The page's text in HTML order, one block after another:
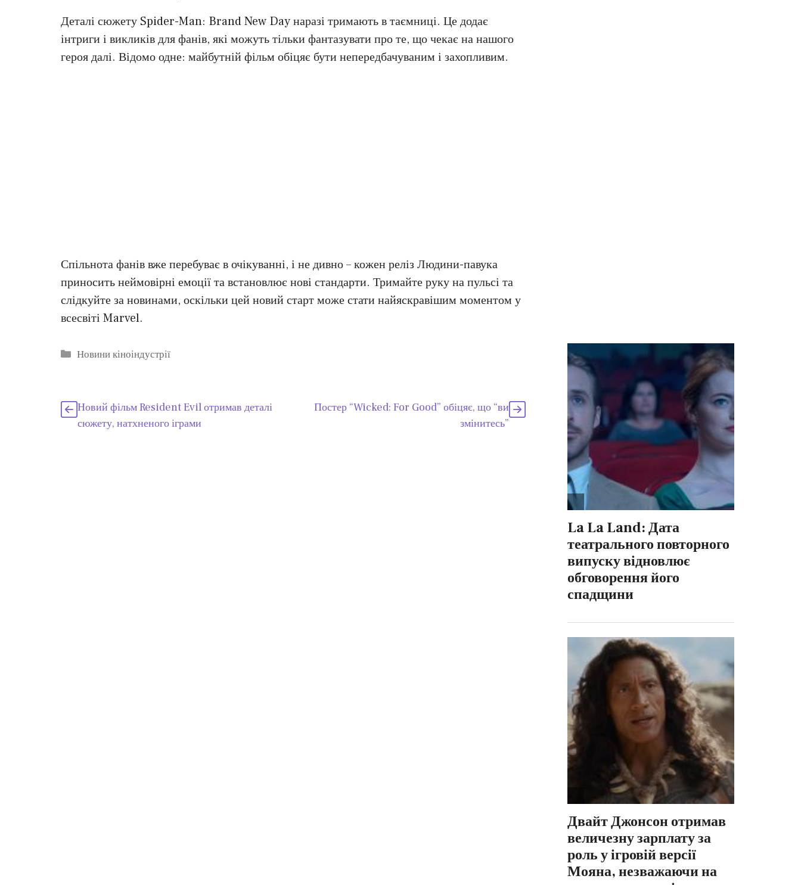
Деталі сюжету Spider-Man: Brand New Day наразі тримають в таємниці. Це додає
інтриги і викликів для фанів, які можуть тільки фантазувати про те, що чекає на нашого
героя далі. Відомо одне: майбутній фільм обіцяє бути непередбачуваним і захопливим.
Спільнота фанів вже перебуває в очікуванні, і не дивно – кожен реліз Людини-павука
приносить неймовірні емоції та встановлює нові стандарти. Тримайте руку на пульсі та
слідкуйте за новинами, оскільки цей новий старт може стати найяскравішим моментом у
всесвіті Marvel.
Категорії
Новини кіноіндустрії
Новий фільм Resident Evil отримав деталі
сюжету, натхненого іграми
Постер “Wicked: For Good” обіцяє, що “ви
змінитесь”